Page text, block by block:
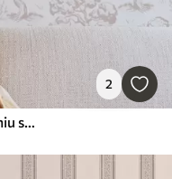
2
Vienspalviai medžių siluetai vintažiniu stiliumi, smėlio spalvos